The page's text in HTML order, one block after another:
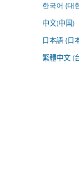
한국어 (대
中文(中国)
日本語 (日
繁體中文 (